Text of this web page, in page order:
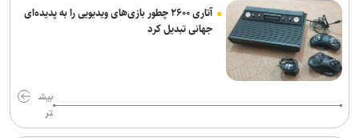
آتاری ۲۶۰۰ چطور بازی‌های ویدیویی را به پدیده‌ای
جهانی تبدیل کرد
بیش
تر